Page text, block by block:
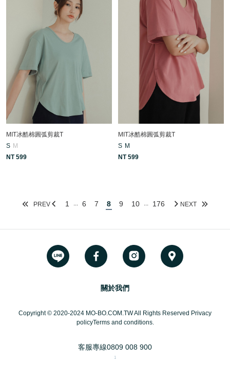
MIT冰酷棉圓弧剪裁T
S M
NT 599
MIT冰酷棉圓弧剪裁T
S M
NT 599
PREV 1 ... 6 7 8 9 10 ... 176 NEXT
關於我們
Copyright © 2020-2024 MO-BO.COM.TW All Rights Reserved Privacy
policyTerms and conditions.
客服專線0809 008 900
1